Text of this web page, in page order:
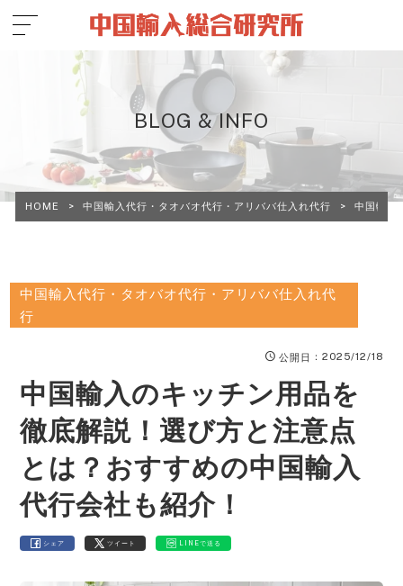
BLOG & INFO
HOME > 中国輸入代行・タオバオ代行・アリババ仕入れ代行 > 中国輸入
中国輸入代行・タオバオ代行・アリババ仕入れ代
行
公開日 ：2025/12/18
中国輸入のキッチン用品を
徹底解説！選び方と注意点
とは？おすすめの中国輸入
代行会社も紹介！
シェア ツイート LINEで送る